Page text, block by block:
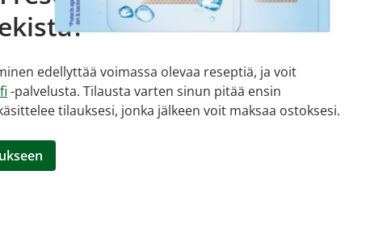
edellyttää voimassa olevaa reseptiä, ja voit
-palvelusta. Tilausta varten sinun pitää ensin
tilauksesi, jonka jälkeen voit maksaa ostoksesi.